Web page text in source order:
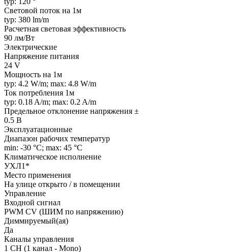
Световой поток на 1м
typ: 380 lm/m
Расчетная световая эффективность
90 лм/Вт
Электрические
Напряжение питания
24 V
Мощность на 1м
typ: 4.2 W/m; max: 4.8 W/m
Ток потребления 1м
typ: 0.18 A/m; max: 0.2 A/m
Предельное отклонение напряжения ±
0.5 В
Эксплуатационные
Диапазон рабочих температур
min: -30 °C; max: 45 °C
Климатическое исполнение
УХЛ1*
Место применения
На улице открыто / в помещении
Управление
Входной сигнал
PWM СV (ШИМ по напряжению)
Диммируемый(ая)
Да
Каналы управления
1 CH (1 канал - Mono)